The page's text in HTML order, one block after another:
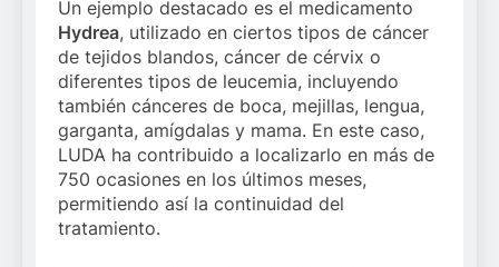
Un ejemplo destacado es el medicamento
Hydrea, utilizado en ciertos tipos de cáncer
de tejidos blandos, cáncer de cérvix o
diferentes tipos de leucemia, incluyendo
también cánceres de boca, mejillas, lengua,
garganta, amígdalas y mama. En este caso,
LUDA ha contribuido a localizarlo en más de
750 ocasiones en los últimos meses,
permitiendo así la continuidad del
tratamiento.